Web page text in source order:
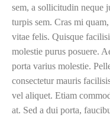
sem, a sollicitudin neque
turpis sem. Cras mi
vitae felis. Quisque
molestie purus posuere.
porta varius molestie.
consectetur mauris
vel aliquet. Etiam
at. Sed a dui porta,